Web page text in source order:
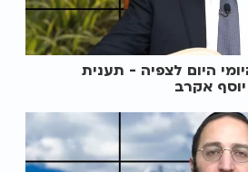
היום לצפיה - תענית
אקרב